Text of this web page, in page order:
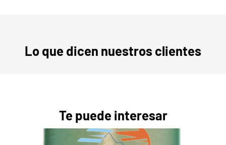
Lo que dicen nuestros clientes
Te puede interesar